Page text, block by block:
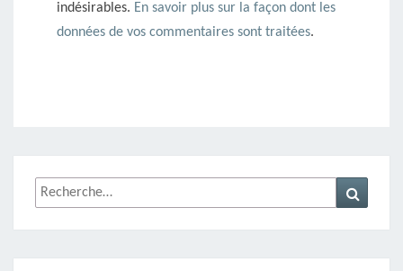
indésirables. En savoir plus sur la façon dont les
données de vos commentaires sont traitées.
Rechercher :